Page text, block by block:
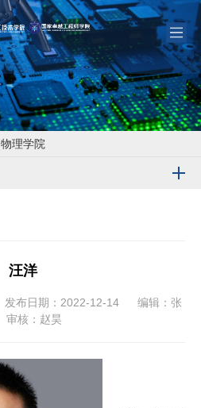
物理学院
汪洋
发布日期：2022-12-14
编辑：张
审核：赵昊